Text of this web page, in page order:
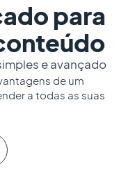
para
e avançado
de um
a todas as suas